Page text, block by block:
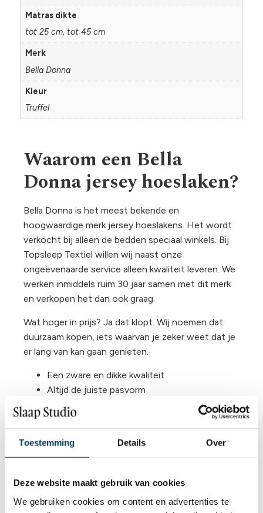
Toestemming Details Over
Deze website maakt gebruik van cookies
We gebruiken cookies om content en advertenties te
Waarom een Bella
Donna jersey hoeslaken?
Bella Donna is het meest bekende en
hoogwaardige merk jersey hoeslakens. Het wordt
verkocht bij alleen de bedden speciaal winkels. Bij
Topsleep Textiel willen wij naast onze
ongeëvenaarde service alleen kwaliteit leveren. We
werken inmiddels ruim 30 jaar samen met dit merk
en verkopen het dan ook graag.
Wat hoger in prijs? Ja dat klopt. Wij noemen dat
duurzaam kopen, iets waarvan je zeker weet dat je
er lang van kan gaan genieten.
Een zware en dikke kwaliteit
Altijd de juiste pasvorm
Kreukels zijn verleden tijd
Zeerlange
Sterke rondom elastische band
Voor (split) toppers, matrassen en extra dikke
Voelt zacht en aangenaam
Matras dikte
tot 25 cm, tot 45 cm
Merk
Bella Donna
Kleur
Truffel